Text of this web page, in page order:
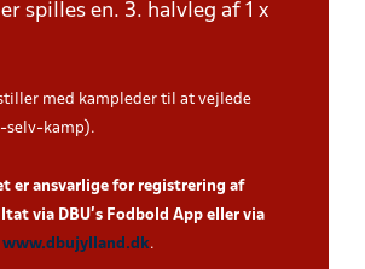
spilles en. 3. halvleg af 1 x
med kampleder til at vejlede
selv-kamp).
er ansvarlige for registrering af
via DBU’s Fodbold App eller via
www.dbujylland.dk.